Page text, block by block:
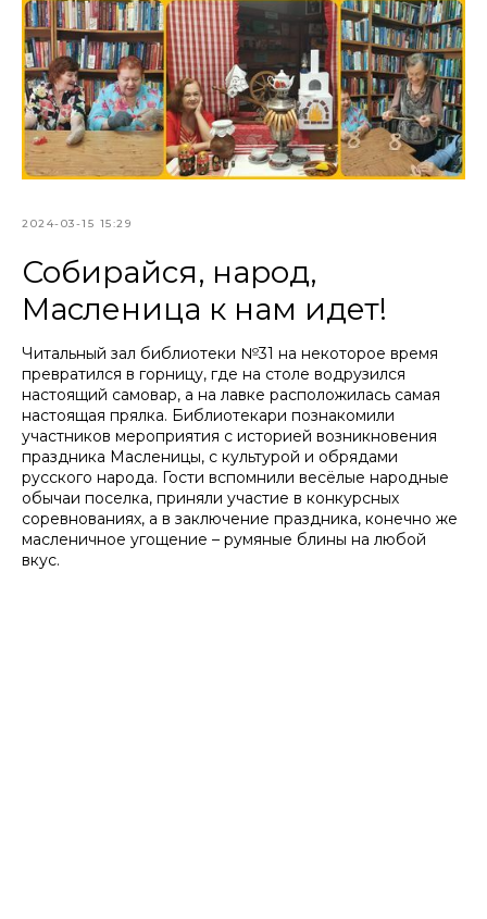
2024-03-15 15:29
Собирайся, народ,
Масленица к нам идет!
Читальный зал библиотеки №31 на некоторое время
превратился в горницу, где на столе водрузился
настоящий самовар, а на лавке расположилась самая
настоящая прялка. Библиотекари познакомили
участников мероприятия с историей возникновения
праздника Масленицы, с культурой и обрядами
русского народа. Гости вспомнили весёлые народные
обычаи поселка, приняли участие в конкурсных
соревнованиях, а в заключение праздника, конечно же
масленичное угощение – румяные блины на любой
вкус.